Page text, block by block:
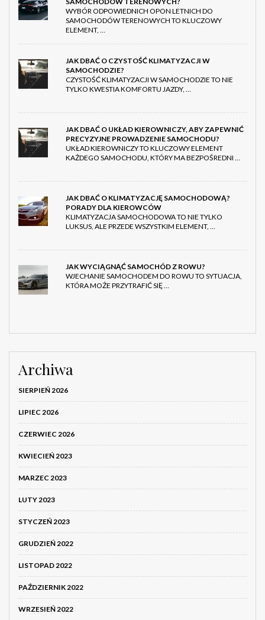
WYBÓR ODPOWIEDNICH OPON LETNICH DO
SAMOCHODÓW TERENOWYCH TO KLUCZOWY
ELEMENT, …
JAK DBAĆ O CZYSTOŚĆ KLIMATYZACJI W
SAMOCHODZIE?
CZYSTOŚĆ KLIMATYZACJI W SAMOCHODZIE TO NIE
TYLKO KWESTIA KOMFORTU JAZDY, …
JAK DBAĆ O UKŁAD KIEROWNICZY, ABY ZAPEWNIĆ
PRECYZYJNE PROWADZENIE SAMOCHODU?
UKŁAD KIEROWNICZY TO KLUCZOWY ELEMENT
KAŻDEGO SAMOCHODU, KTÓRY MA BEZPOŚREDNI …
JAK DBAĆ O KLIMATYZACJĘ SAMOCHODOWĄ?
PORADY DLA KIEROWCÓW
KLIMATYZACJA SAMOCHODOWA TO NIE TYLKO
LUKSUS, ALE PRZEDE WSZYSTKIM ELEMENT, …
JAK WYCIĄGNĄĆ SAMOCHÓD Z ROWU?
WJECHANIE SAMOCHODEM DO ROWU TO SYTUACJA,
KTÓRA MOŻE PRZYTRAFIĆ SIĘ …
Archiwa
SIERPIEŃ 2026
LIPIEC 2026
CZERWIEC 2026
KWIECIEŃ 2023
MARZEC 2023
LUTY 2023
STYCZEŃ 2023
GRUDZIEŃ 2022
LISTOPAD 2022
PAŹDZIERNIK 2022
WRZESIEŃ 2022